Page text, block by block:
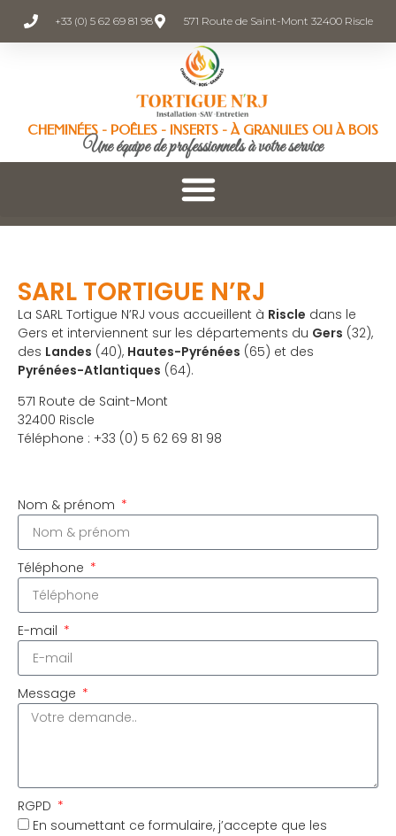
+33 (0) 5 62 69 81 98 571 Route de Saint-Mont 32400 Riscle
CHEMINÉES - POÊLES - INSERTS - À GRANULES OU À BOIS
Une équipe de professionnels à votre service
SARL TORTIGUE N’RJ
La SARL Tortigue N’RJ vous accueillent à Riscle dans le
Gers et interviennent sur les départements du Gers (32),
des Landes (40), Hautes-Pyrénées (65) et des
Pyrénées-Atlantiques (64).
571 Route de Saint-Mont
32400 Riscle
Téléphone : +33 (0) 5 62 69 81 98
Nom & prénom
Téléphone
E-mail
Message
RGPD
En soumettant ce formulaire, j’accepte que les